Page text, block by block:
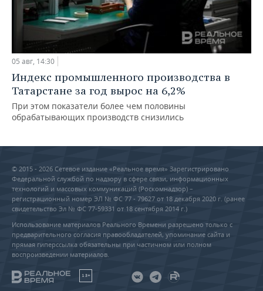
05 авг, 14:30
Индекс промышленного производства в
Татарстане за год вырос на 6,2%
При этом показатели более чем половины
обрабатывающих производств снизились
© 2015 - 2026 Сетевое издание «Реальное время» Зарегистрировано
Федеральной службой по надзору в сфере связи, информационных
технологий и массовых коммуникаций (Роскомнадзор) –
регистрационный номер ЭЛ № ФС 77 - 79627 от 18 декабря 2020 г. (ранее
свидетельство Эл № ФС 77-59331 от 18 сентября 2014 г.)
Использование материалов Реального Времени разрешено только с
предварительного согласия правообладателей, упоминание сайта и
прямая гиперссылка обязательны при частичном или полном
воспроизведении материалов.
18+